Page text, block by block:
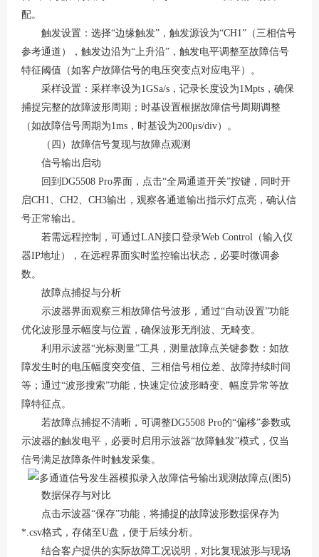
配。
触发设置：选择“边缘触发”，触发源设为“CH1”（三相信号
参考通道），触发边沿为“上升沿”，触发电平调整至故障信号
特征阈值（如客户故障信号的电压突变点对应电平）。
采样设置：采样率设为1GSa/s，记录长度设为1Mpts，确保
捕捉完整的故障波形周期；时基设置根据故障信号周期调整
（如故障信号周期为1ms，时基设为200μs/div）。
（四）故障信号复现与故障点观测
信号输出启动
回到 DG5508 Pro界面，点击“全局通道开关”按键，同时开
启CH1、CH2、CH3输出，观察各通道输出指示灯点亮，确认信
号正常输出。
若需远程控制，可通过LAN接口登录Web Control（输入仪
器IP地址），在远程界面实时监控输出状态，必要时微调参
数。
故障点捕捉与分析
示波器界面观察三相故障信号波形，通过“自动设置”功能
优化波形显示幅度与位置，确保波形无削波、无畸变。
利用示波器“光标测量”工具，测量故障点关键参数：如故
障发生时的电压幅度突变值、三相信号相位差、故障持续时间
等；通过“波形搜索”功能，快速定位波形畸变、幅度异常等故
障特征点。
若故障点捕捉不清晰，可调整DG5508 Pro的“偏移”参数或
示波器的触发电平，必要时启用示波器“故障触发”模式，仅当
信号满足故障条件时触发采集。
数据保存与对比
点击示波器“保存”功能，将捕捉的故障波形数据保存为
*.csv格式，存储至U盘，便于后续分析。
结合客户提供的实际故障工况说明，对比复现波形与现场